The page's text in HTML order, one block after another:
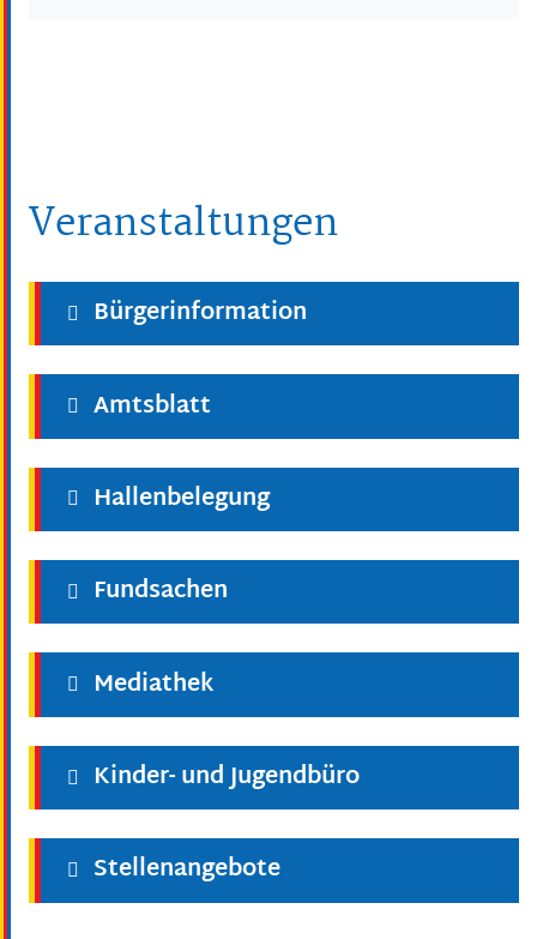
Veranstaltungen
Bürgerinformation
Amtsblatt
Hallenbelegung
Fundsachen
Mediathek
Kinder- und Jugendbüro
Stellenangebote